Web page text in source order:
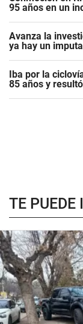
95 años en un
Avanza la
ya hay un
Iba por la
85 años y
TE PUEDE